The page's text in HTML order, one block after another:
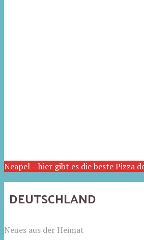
Neapel – hier gibt es die beste Pizza
DEUTSCHLAND
Neues aus der Heimat